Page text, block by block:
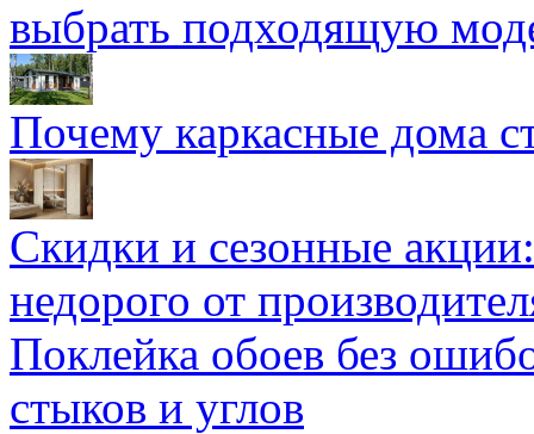
выбрать подходящую
Почему каркасные дома
Скидки и сезонные
недорого от
Поклейка обоев без
стыков и углов